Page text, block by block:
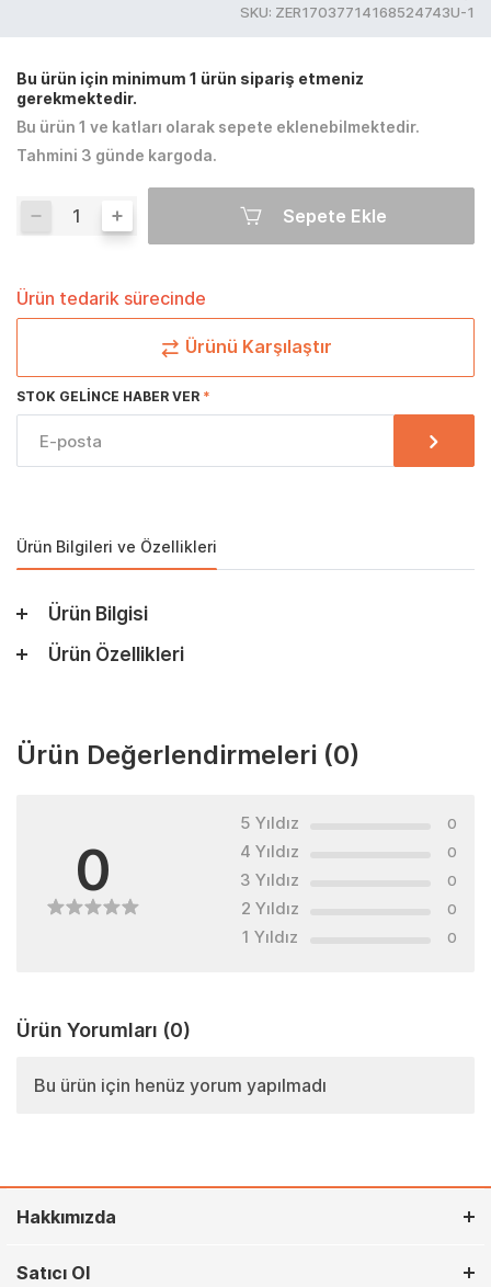
SKU: ZER17037714168524743U-1
Bu ürün için minimum 1 ürün sipariş etmeniz
gerekmektedir.
Bu ürün 1 ve katları olarak sepete eklenebilmektedir.
Tahmini 3 günde kargoda.
Sepete Ekle
Ürün tedarik sürecinde
Ürünü Karşılaştır
STOK GELINCE HABER VER
Ürün Bilgileri ve Özellikleri
Ürün Bilgisi
Ürün Özellikleri
Ürün Değerlendirmeleri (0)
0
5 Yıldız 0
4 Yıldız 0
3 Yıldız 0
2 Yıldız 0
1 Yıldız 0
Ürün Yorumları (0)
Bu ürün için henüz yorum yapılmadı
Hakkımızda
Satıcı Ol